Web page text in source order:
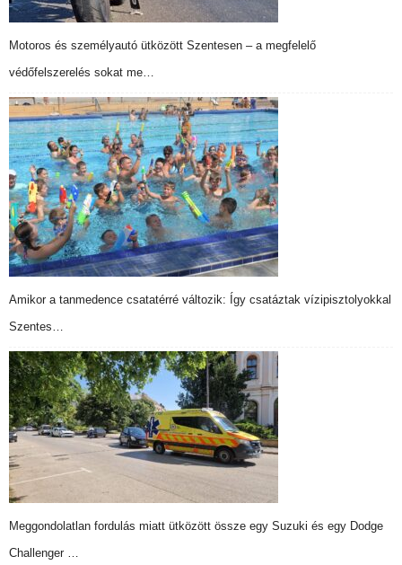
Motoros és személyautó ütközött Szentesen – a megfelelő
védőfelszerelés sokat me…
Amikor a tanmedence csatatérré változik: Így csatáztak vízipisztolyokkal
Szentes…
Meggondolatlan fordulás miatt ütközött össze egy Suzuki és egy Dodge
Challenger …